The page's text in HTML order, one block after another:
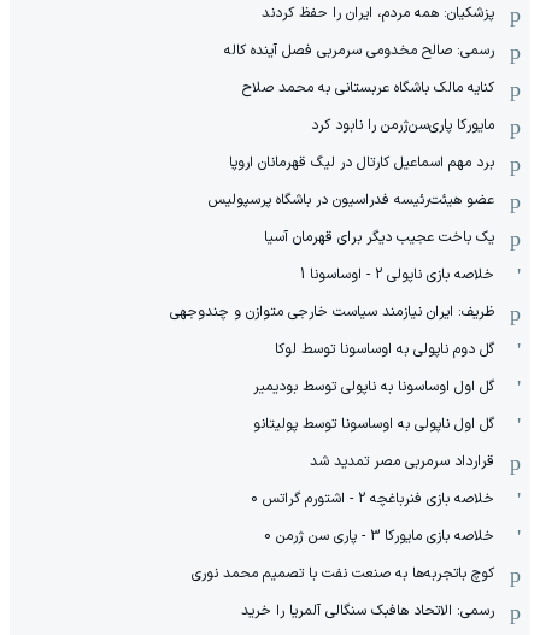
پزشکیان: همه مردم، ایران را حفظ کردند
رسمی: صالح مخدومی سرمربی فصل آینده کاله
کنایه مالک باشگاه عربستانی به محمد صلاح
مایورکا پاری‌سن‌ژرمن را نابود کرد
برد مهم اسماعیل کارتال در لیگ قهرمانان اروپا
عضو هیئت‌رئیسه فدراسیون در باشگاه پرسپولیس
یک باخت عجیب دیگر برای قهرمان آسیا
خلاصه بازی ناپولی 2 - اوساسونا 1
ظریف: ایران نیازمند سیاست خارجی متوازن و چندوجهی
گل دوم ناپولی به اوساسونا توسط لوکا
گل اول اوساسونا به ناپولی توسط بودیمیر
گل اول ناپولی به اوساسونا توسط پولیتانو
قرارداد سرمربی مصر تمدید شد
خلاصه بازی فنرباغچه 2 - اشتورم گراتس 0
خلاصه بازی مایورکا 3 - پاری سن ژرمن 0
کوچ باتجربه‌ها به صنعت نفت با تصمیم محمد نوری
رسمی: الاتحاد هافبک سنگالی آلمریا را خرید